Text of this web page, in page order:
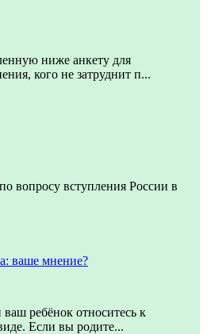
ниже анкету для
кого не затруднит п...
вопросу вступления России в
ваше мнение?
ребёнок относитесь к
Если вы родите...